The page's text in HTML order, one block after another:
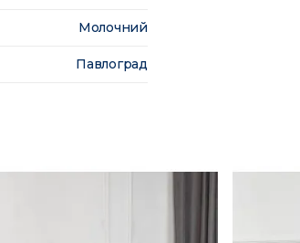
Молочний
Павлоград